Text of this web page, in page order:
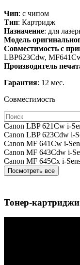
Чип: с чипом
Тип: Картридж
Назначение: для
Модель
Совместимость с
LBP623Cdw,
Производитель
Гарантия: 12 мес.
Совместимость
Canon LBP 621Cw i-
Canon LBP 623Cdw i-
Canon MF 641Cw i-
Canon MF 643Cdw i-
Canon MF 645Cx i-
Посмотреть все
Тонер-картриджи